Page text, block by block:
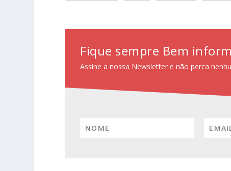
Fique sempre Bem
Assine a nossa Newsletter e não perca